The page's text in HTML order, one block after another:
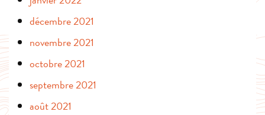
décembre 2021
novembre 2021
octobre 2021
septembre 2021
août 2021